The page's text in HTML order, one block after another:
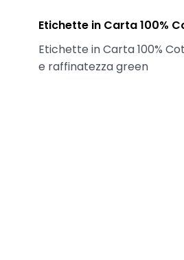
Etichette in Carta 100%
Etichette in Carta 100%
e raffinatezza green